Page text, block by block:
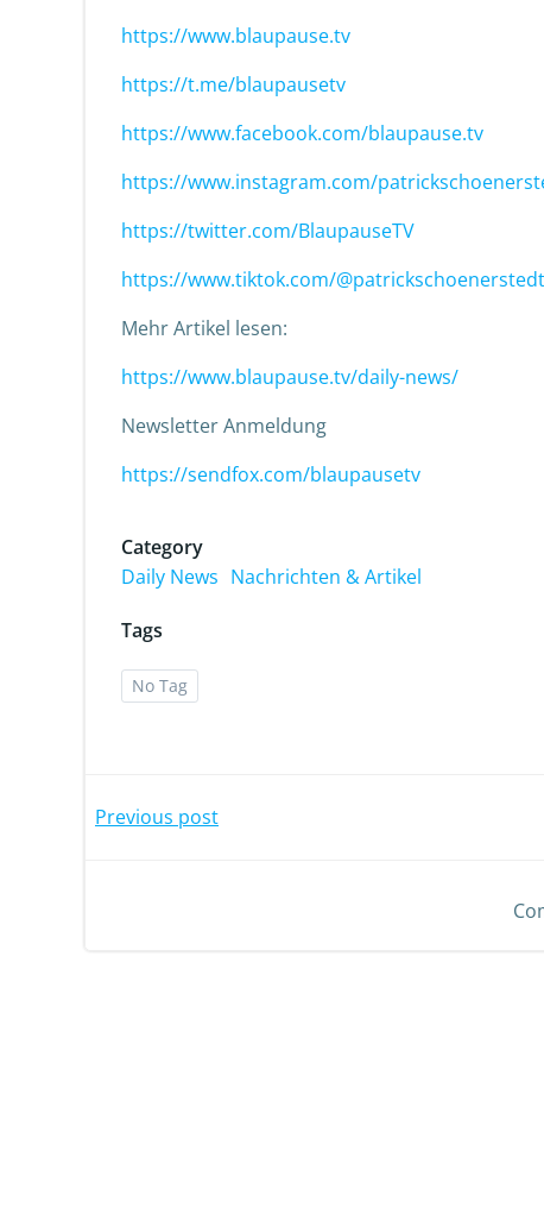
https://www.blaupause.tv
https://t.me/blaupausetv
https://www.facebook.com/blaupause.tv
https://www.instagram.com/
https://twitter.com/BlaupauseTV
https://www.tiktok.com/@patrickschoenerstedt
Mehr Artikel lesen:
https://www.blaupause.tv/daily-news/
Newsletter Anmeldung
https://sendfox.com/blaupausetv
Category
Daily News Nachrichten & Artikel
Tags
No Tag
Previous post